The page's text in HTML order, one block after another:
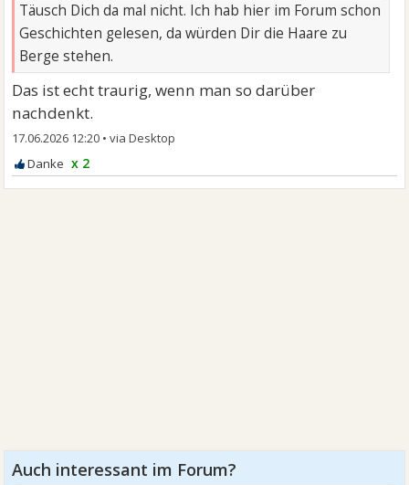
Täusch Dich da mal nicht. Ich hab hier im Forum schon
Geschichten gelesen, da würden Dir die Haare zu
Berge stehen.
Das ist echt traurig, wenn man so darüber
nachdenkt.
17.06.2026 12:20 •
x 2